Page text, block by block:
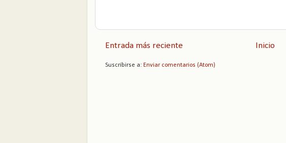
Entrada más reciente Inicio
Suscribirse a: Enviar comentarios (Atom)